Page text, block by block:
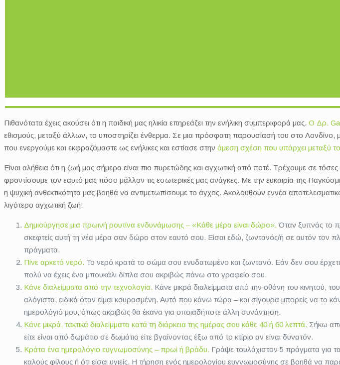
Πιθανότατα έχεις ακούσει ότι η παιδική μας ηλικία επηρεάζει την ενήλικη συμπεριφορά μας. Ο Δρ.
εθισμούς, μεταξύ άλλων, το υποστηρίζει ένθερμα. Σε μια πρόσφατη παρουσίασή του στο Λονδίνο,
που ενεργούμε και εκφραζόμαστε ως ενήλικες και εστίασε στην άμεση σχέση που υπάρχει μεταξύ
Είναι αλήθεια ότι η ζωή μας σήμερα είναι πιο πυρετώδης και αγχωτική από ποτέ. Τρέχουμε σε
φροντίσουμε τον εαυτό μας πόσο μάλλον τις εσωτερικές μας ανάγκες. Με την ευκαιρία της
η ψυχική ανθεκτικότητα μας βοηθά να αντιμετωπίσουμε το άγχος. Ακολουθούν εννέα
λιγότερο αγχωτική ζωή:
Δημιούργησε μια πρωινή ρουτίνα ενδυνάμωσης – «Κάθε μέρα είναι δώρο». Όταν ξυπνάς το
σκεφτείς αυτή τη νέα μέρα σαν δώρο στον εαυτό σου. Είσαι εδώ, ζωντανός/ή σε αυτόν τον
πράγματα.
Πίνε αρκετό νερό. Το νερό κρατά το σώμα σου ενυδατωμένο και ζωντανό. Εάν δεν σου
πολύ να έχεις ένα μπουκάλι δίπλα σου ακριβώς πάνω στο γραφείο σου.
Κάνε διαλείμματα από την τεχνολογία. Κάνε μικρά διαλείμματα από την οθόνη του κινητού,
αλόγιστα, ειδικά όταν είμαι κουρασμένη. Αυτό που κάνω τώρα – και σίγουρα μπορείς να το
ημερολόγιό μου, όπως ακριβώς θα έκανα για οποιαδήποτε άλλη συνάντηση.
Κάνε μικρά, τακτικά διαλείμματα κατά τη διάρκεια της ημέρας σου κάθε 40 ή 60 λεπτά. Σήκω
είτε είναι από δωμάτιο σε δωμάτιο είτε βγαίνοντας έξω από το κτίριο αν είναι δυνατόν.
Κράτα ένα ημερολόγιο ευγνωμοσύνης – πρωί ή βράδυ. Γράψε τουλάχιστον 5 πράγματα για τα
καλούς φίλους ή ότι είσαι υγιείς. Η τήρηση ενός ημερολογίου ευγνωμοσύνης σε βοηθά να